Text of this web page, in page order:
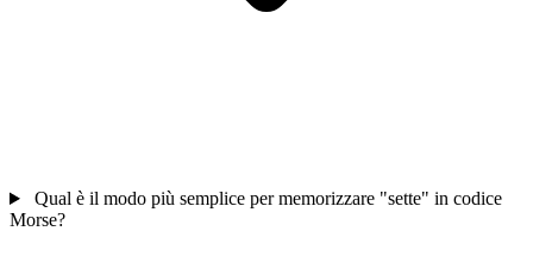
Qual è il modo più semplice per memorizzare "sette" in codice
Morse?